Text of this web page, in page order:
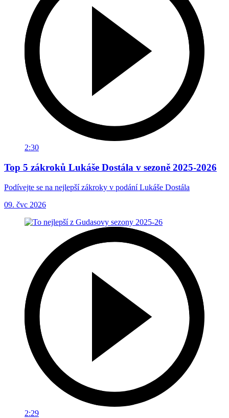
2:30
Top 5 zákroků Lukáše Dostála v sezoně 2025-2026
Podívejte se na nejlepší zákroky v podání Lukáše Dostála
09. čvc 2026
2:29